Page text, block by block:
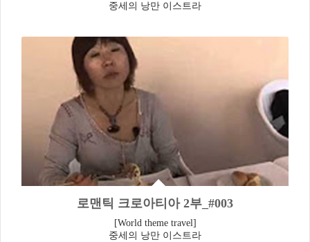
중세의 낭만 이스트라
로맨틱 크로아티아 2부_#003
[World theme travel]
중세의 낭만 이스트라